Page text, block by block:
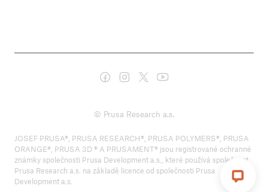
© Prusa Research a.s.
JOSEF PRUSA®, PRUSA RESEARCH®, PRUSA POLYMERS®, PRUSA
ORANGE®, PRUSA 3D ® A PRUSAMENT® jsou registrované ochranné
známky společnosti Prusa Development a.s., které používá společnost
Prusa Research a.s. na základě licence od společnosti Prusa
Development a.s.